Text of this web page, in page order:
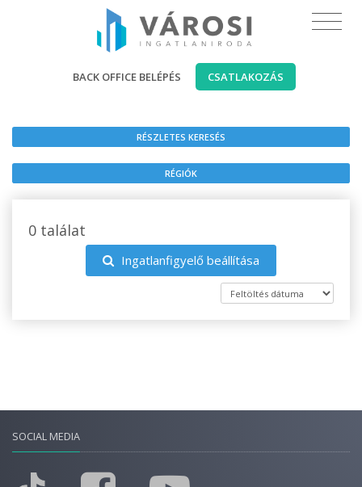
BACK OFFICE BELÉPÉS CSATLAKOZÁS
RÉSZLETES KERESÉS
RÉGIÓK
0 találat
Ingatlanfigyelő beállítása
SOCIAL MEDIA